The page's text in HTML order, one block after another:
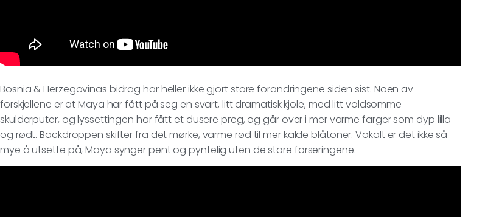
Bosnia & Herzegovinas bidrag har heller ikke gjort store forandringene siden sist. Noen av
forskjellene er at Maya har fått på seg en svart, litt dramatisk kjole, med litt voldsomme
skulderputer, og lyssettingen har fått et dusere preg, og går over i mer varme farger som dyp lilla
og rødt. Backdroppen skifter fra det mørke, varme rød til mer kalde blåtoner. Vokalt er det ikke så
mye å utsette på, Maya synger pent og pyntelig uten de store forseringene.